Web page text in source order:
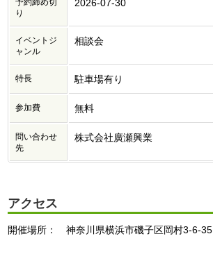
予約締め切
り
2026-07-30
イベントジ
ャンル
相談会
特長 駐車場有り
参加費 無料
問い合わせ
先
株式会社廣瀬興業
アクセス
開催場所： 神奈川県横浜市磯子区岡村3-6-35